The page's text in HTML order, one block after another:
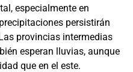
especialmente en
persistirán
provincias intermedias
esperan lluvias, aunque
que en el este.